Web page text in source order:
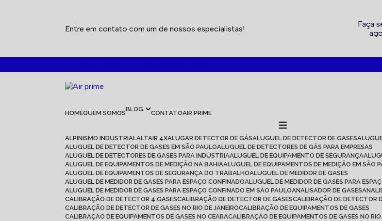
Entre em contato com um de nossos especialistas!
Faça
HOME QUEM SOMOS BLOG CONTATO AIR PRIME
ALPINISMO INDUSTRIAL ALTAIR 4X ALUGAR DETECTOR DE GÁS ALUGUEL DE DETECTOR DE GASES
ALUGUEL DE DETECTOR DE GASES EM SÃO PAULO ALUGUEL DE DETECTORES DE GÁS PARA EMPRESAS
ALUGUEL DE DETECTORES DE GASES PARA INDÚSTRIA ALUGUEL DE EQUIPAMENTO DE SEGURANÇA
ALUGUEL DE EQUIPAMENTOS DE MEDIÇÃO NA BAHIA ALUGUEL DE EQUIPAMENTOS DE MEDIÇÃO EM SÃO
ALUGUEL DE EQUIPAMENTOS DE SEGURANÇA DO TRABALHO ALUGUEL DE MEDIDOR DE GASES
ALUGUEL DE MEDIDOR DE GASES PARA ESPAÇO CONFINADO ALUGUEL DE MEDIDOR DE GASES PARA
ALUGUEL DE MEDIDOR DE GASES PARA ESPAÇO CONFINADO EM SÃO PAULO ANALISADOR DE GASES
CALIBRAÇÃO DE DETECTOR 4 GASES CALIBRAÇÃO DE DETECTOR DE GASES CALIBRAÇÃO DE DETECTOR
CALIBRAÇÃO DE DETECTOR DE GASES NO RIO DE JANEIRO CALIBRAÇÃO DE EQUIPAMENTOS DE GASES
CALIBRAÇÃO DE EQUIPAMENTOS DE GASES NO CEARÁ CALIBRAÇÃO DE EQUIPAMENTOS DE GASES NO